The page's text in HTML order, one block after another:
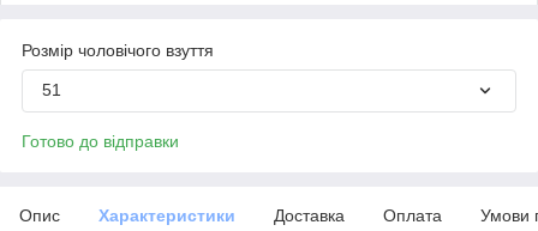
Розмір чоловічого взуття
51
Готово до відправки
Опис Характеристики Доставка Оплата Умови